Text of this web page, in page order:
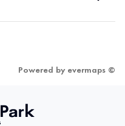
Powered by evermaps ©